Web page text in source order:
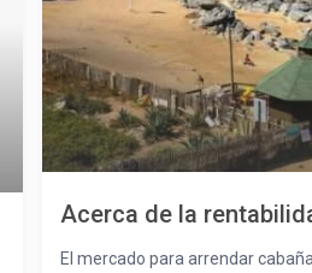
Acerca de la
El mercado para arrendar